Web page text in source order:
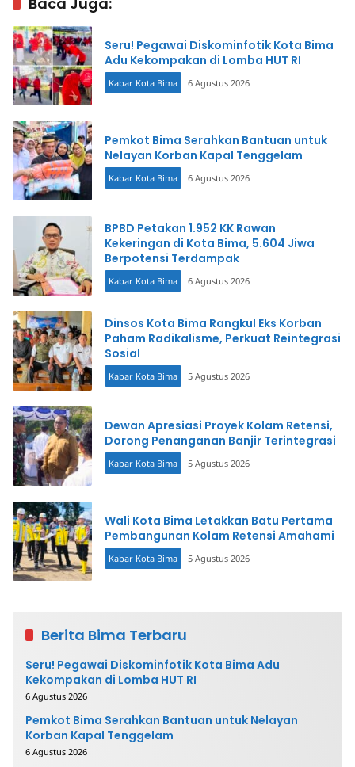
Seru! Pegawai Diskominfotik Kota Bima
Adu Kekompakan di Lomba HUT RI
Kabar Kota Bima 6 Agustus 2026
Pemkot Bima Serahkan Bantuan untuk
Nelayan Korban Kapal Tenggelam
Kabar Kota Bima 6 Agustus 2026
BPBD Petakan 1.952 KK Rawan
Kekeringan di Kota Bima, 5.604 Jiwa
Berpotensi Terdampak
Kabar Kota Bima 6 Agustus 2026
Dinsos Kota Bima Rangkul Eks Korban
Paham Radikalisme, Perkuat Reintegrasi
Sosial
Kabar Kota Bima 5 Agustus 2026
Dewan Apresiasi Proyek Kolam Retensi,
Dorong Penanganan Banjir Terintegrasi
Kabar Kota Bima 5 Agustus 2026
Wali Kota Bima Letakkan Batu Pertama
Pembangunan Kolam Retensi Amahami
Kabar Kota Bima 5 Agustus 2026
Berita Bima Terbaru
Seru! Pegawai Diskominfotik Kota Bima Adu
Kekompakan di Lomba HUT RI
6 Agustus 2026
Pemkot Bima Serahkan Bantuan untuk Nelayan
Korban Kapal Tenggelam
6 Agustus 2026